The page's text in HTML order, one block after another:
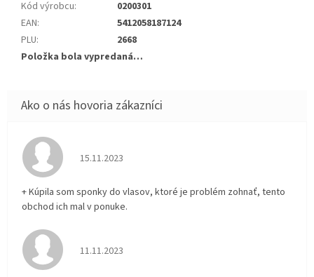
Kód výrobcu:
0200301
EAN:
5412058187124
PLU:
2668
Položka bola vypredaná…
Hodnotenie obchodu je 5 z 5 hviezdičiek.
15.11.2023
+ Kúpila som sponky do vlasov, ktoré je problém zohnať, tento
obchod ich mal v ponuke.
Hodnotenie obchodu je 5 z 5 hviezdičiek.
11.11.2023